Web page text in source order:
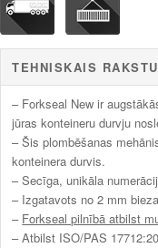
TEHNISKAIS
– Forkseal New ir
jūras konteineru durvju
– Šis plombēšanas
konteinera durvis.
– Secīga, unikāla
– Izgatavots no 2 mm
– Forkseal pilnībā atbilst
– Atbilst ISO/PAS